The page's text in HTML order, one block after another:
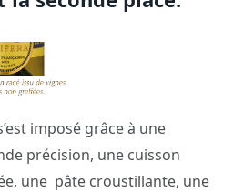
imposé grâce à une
précision, une cuisson
une pâte croustillante, une